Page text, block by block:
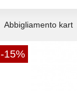
Abbigliamento kart
-15%